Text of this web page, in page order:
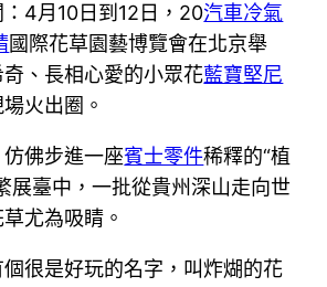
4月10日到12日，20汽車冷氣
國際花草園藝博覽會在北京舉
、長相心愛的小眾花藍寶堅尼
火出圈。
佛步進一座賓士零件稀釋的“植
展臺中，一批從貴州深山走向世
尤為吸睛。
很是好玩的名字，叫炸煳的花